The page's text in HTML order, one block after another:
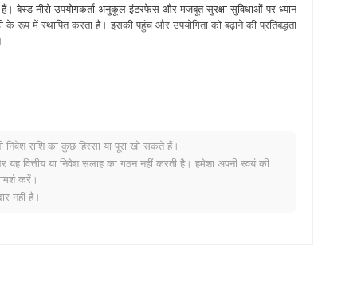
बेस्ड नीरो उपयोगकर्ता-अनुकूल इंटरफेस और मजबूत सुरक्षा सुविधाओं पर ध्यान
रूप में स्थापित करता है। इसकी पहुंच और उपयोगिता को बढ़ाने की प्रतिबद्धता
इसकी सुविधाओं और कार्यक्षमताओं के साथ प्रयोग करने की अनुमति मिली।
ने एक विकेंद्रीकृत पारिस्थितिकी तंत्र बनाने पर ध्यान केंद्रित किया जो
का प्रारंभिक वितरण अगस्त 2023 में एक निष्पक्ष लॉन्च मॉडल के माध्यम से हुआ,
और इसके पारिस्थितिकी तंत्र के विकास के लिए आधार स्थापित करते हैं।
राशि का कुछ हिस्सा या पूरा खो सकते हैं।
वित्तीय या निवेश सलाह का गठन नहीं करती है। हमेशा अपनी स्वयं की
करें।
नहीं है।